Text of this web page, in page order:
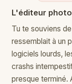
L'éditeur
Tu te souviens
ressemblait à un
logiciels lourds,
crashs
presque terminé.